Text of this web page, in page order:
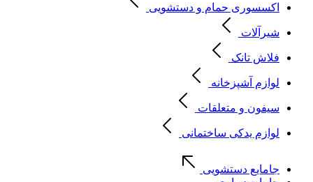
اکسسوری حمام و دستشویی
شیرآلات
فلاش تانک
لوازم آشپزخانه
سیفون و متعلقات
لوازم یدکی ساختمانی
جامایع دستشویی